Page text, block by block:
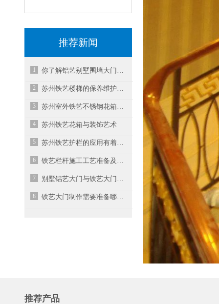
推荐新闻
1 你了解铝艺别墅围墙大门的挑选指南是怎样的吗？
2 苏州铁艺楼梯的保养维护小妙招
3 苏州室外铁艺不锈钢花箱的的重要作用！
4 苏州铁艺花箱与装饰艺术
5 苏州铁艺护栏的应用有着悠久的历史
6 铁艺栏杆施工工艺准备及制作注意事项
7 别墅铝艺大门与铁艺大门区分的三大步骤
8 铁艺大门制作需要准备哪些材料？
推荐产品